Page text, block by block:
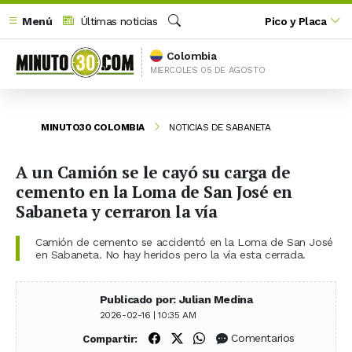
Menú
Últimas noticias
Buscar
Pico y Placa
Colombia
MIERCOLES 05 DE AGOSTO
MINUTO30 COLOMBIA NOTICIAS DE SABANETA
A un Camión se le cayó su carga de
cemento en la Loma de San José en
Sabaneta y cerraron la vía
Camión de cemento se accidentó en la Loma de San José
en Sabaneta. No hay heridos pero la vía esta cerrada.
Publicado por: Julian Medina
2026-02-16 | 10:35 AM
Compartir: Compartir en Facebook
Compartir en X (Twitter)
Compartir en WhatsApp
Comentarios